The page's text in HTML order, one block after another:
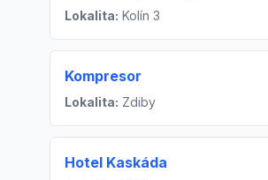
Lokalita: Kolín 3
Kompresor
Lokalita: Zdiby
Hotel Kaskáda